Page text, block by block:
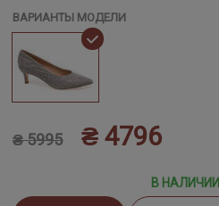
ВАРИАНТЫ МОДЕЛИ
₴ 5995 ₴ 4796
В НАЛИЧИИ